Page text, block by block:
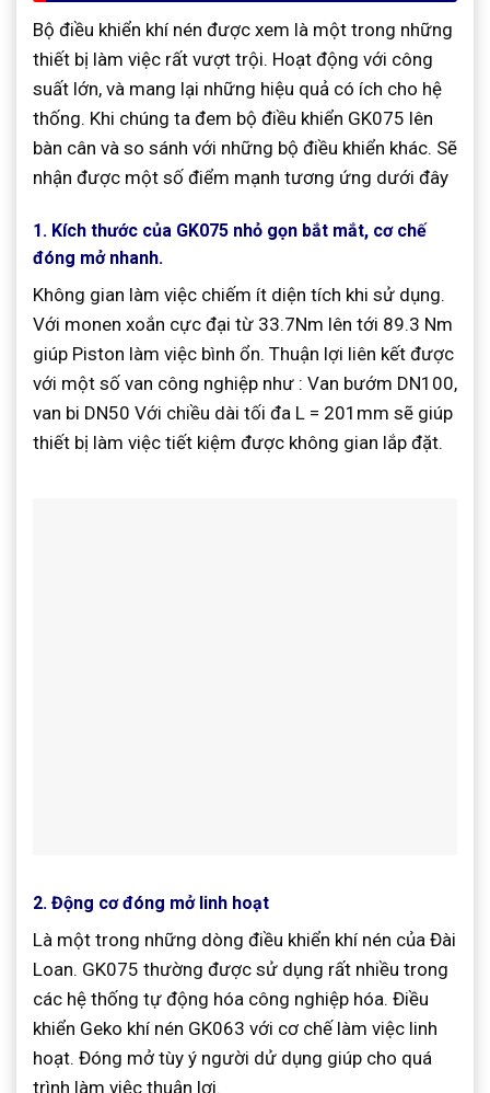
Bộ điều khiển khí nén được xem là một trong những
thiết bị làm việc rất vượt trội. Hoạt động với công
suất lớn, và mang lại những hiệu quả có ích cho hệ
thống. Khi chúng ta đem bộ điều khiển GK075 lên
bàn cân và so sánh với những bộ điều khiển khác. Sẽ
nhận được một số điểm mạnh tương ứng dưới đây
1. Kích thước của GK075 nhỏ gọn bắt mắt, cơ chế
đóng mở nhanh.
Không gian làm việc chiếm ít diện tích khi sử dụng.
Với monen xoắn cực đại từ 33.7Nm lên tới 89.3 Nm
giúp Piston làm việc bình ổn. Thuận lợi liên kết được
với một số van công nghiệp như : Van bướm DN100,
van bi DN50 Với chiều dài tối đa L = 201mm sẽ giúp
thiết bị làm việc tiết kiệm được không gian lắp đặt.
2. Động cơ đóng mở linh hoạt
Là một trong những dòng điều khiển khí nén của Đài
Loan. GK075 thường được sử dụng rất nhiều trong
các hệ thống tự động hóa công nghiệp hóa. Điều
khiển Geko khí nén GK063 với cơ chế làm việc linh
hoạt. Đóng mở tùy ý người dử dụng giúp cho quá
trình làm việc thuận lợi.